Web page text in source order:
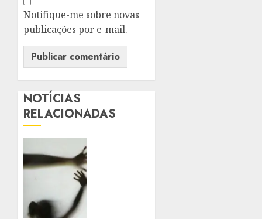
Notifique-me sobre novas
publicações por e-mail.
NOTÍCIAS
RELACIONADAS